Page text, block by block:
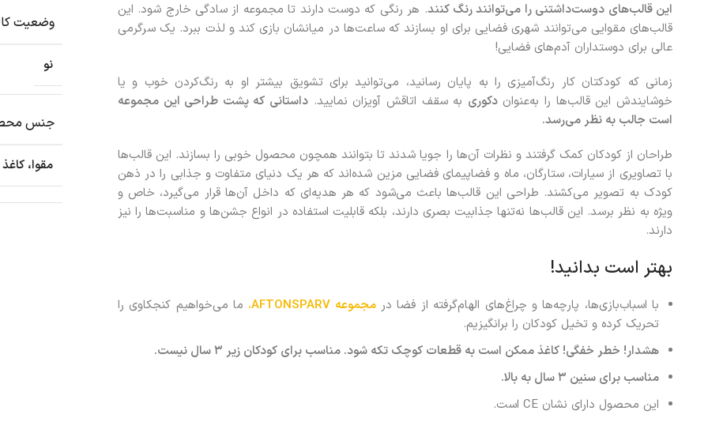
این قالب‌های دوست‌داشتنی را می‌توانند رنگ کنند. هر رنگی که دوست دارند تا مجموعه از سادگی خارج شود. این
قالب‌های مقوایی می‌توانند شهری فضایی برای او بسازند که ساعت‌ها در میانشان بازی کند و لذت ببرد. یک سرگرمی
عالی برای دوستداران آدم‌های فضایی!
زمانی که کودکتان کار رنگ‌آمیزی را به پایان رسانید، می‌توانید برای تشویق بیشتر او به رنگ‌کردن خوب و یا
خوشایندش این قالب‌ها را به‌عنواندکوری به سقف اتاقش آویزان نمایید. داستانی که پشت طراحی این مجموعه
است جالب به نظر می‌رسد.
طراحان از کودکان کمک گرفتند و نظرات آن‌ها را جویا شدند تا بتوانند همچون محصول خوبی را بسازند. این قالب‌ها
با تصاویری از سیارات، ستارگان، ماه و فضاپیمای فضایی مزین شده‌اند که هر یک دنیای متفاوت و جذابی را در ذهن
کودک به تصویر می‌کشند. طراحی این قالب‌ها باعث می‌شود که هر هدیه‌ای که داخل آن‌ها قرار می‌گیرد، خاص و
ویژه به نظر برسد. این قالب‌ها نه‌تنها جذابیت بصری دارند، بلکه قابلیت استفاده در انواع جشن‌ها و مناسبت‌ها را نیز
دارند.
بهتر است بدانید!
با اسباب‌بازی‌ها، پارچه‌ها و چراغ‌های الهام‌گرفته از فضا درمجموعه ، ما می‌خواهیم کنجکاوی را
تحریک کرده و تخیل کودکان را برانگیزیم.
هشدار! خطر خفگی! کاغذ ممکن است به قطعات کوچک تکه شود. مناسب برای کودکان زیر ۳ سال نیست.
مناسب برای سنین ۳ سال به بالا.
این محصول دارای نشان CE است.
وضعیت
نو
جنس
مقوا، کاغذ